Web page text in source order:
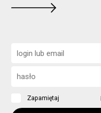
Zapamiętaj